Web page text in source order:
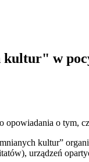
w
opowiadania o tym,
kultur”
urządzeń